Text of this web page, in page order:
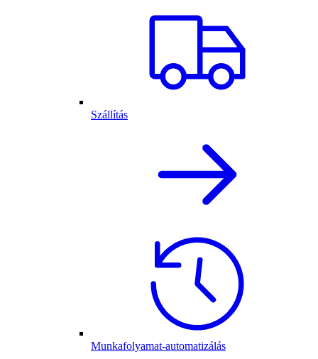
Szállítás
Munkafolyamat-automatizálás